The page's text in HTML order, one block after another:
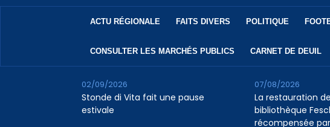
ACTU RÉGIONALE FAITS DIVERS POLITIQUE
CONSULTER LES MARCHÉS PUBLICS CARNET DE DEUIL
Stonde di Vita fait une pause
estivale
02/09/2026
La restauration
bibliothèque
récompensée
07/08/2026